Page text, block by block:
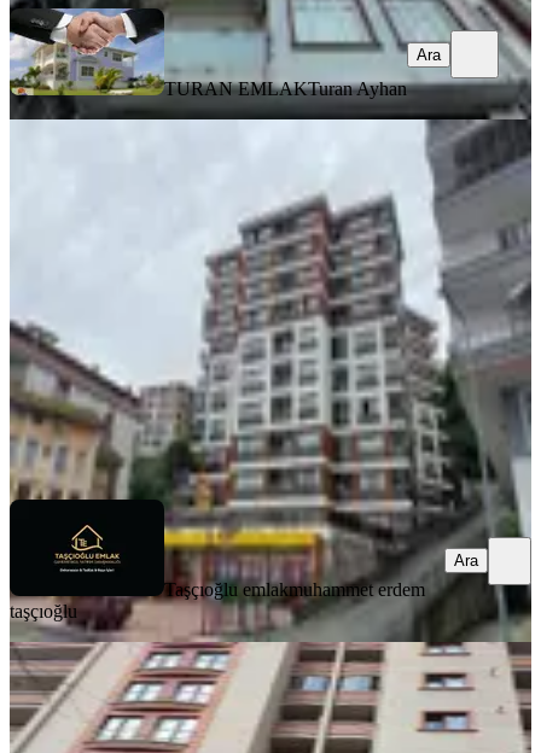
TURAN EMLAKTuran Ayhan
Ara
Kısa Süreli Fiyat! Camiönü Mah. Lux
Site De Geniş Fırsat Daire
Merkez, Camiönü Mahallesi
180 m²·3. Kat·30.07.2026
7.145.000 ₺7.345.000 ₺
Taşçıoğlu emlakmuhammet erdem taşçıoğlu
Ara
Taşçıoğlu emlakmuhammet erdem
taşçıoğlu
Ara
BALKONLU
Acil Satılık 3+1,145m² İslampaşa'da
Merkez, İslampaşa Mahallesi